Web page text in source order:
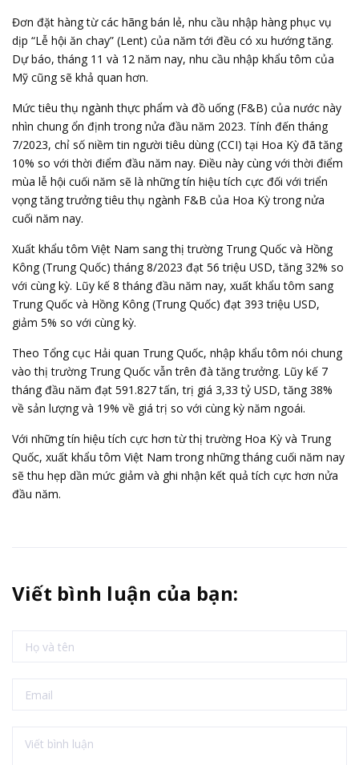
Đơn đặt hàng từ các hãng bán lẻ, nhu cầu nhập hàng phục vụ
dịp “Lễ hội ăn chay” (Lent) của năm tới đều có xu hướng tăng.
Dự báo, tháng 11 và 12 năm nay, nhu cầu nhập khẩu tôm của
Mỹ cũng sẽ khả quan hơn.
Mức tiêu thụ ngành thực phẩm và đồ uống (F&B) của nước này
nhìn chung ổn định trong nửa đầu năm 2023. Tính đến tháng
7/2023, chỉ số niềm tin người tiêu dùng (CCI) tại Hoa Kỳ đã tăng
10% so với thời điểm đầu năm nay. Điều này cùng với thời điểm
mùa lễ hội cuối năm sẽ là những tín hiệu tích cực đối với triển
vọng tăng trưởng tiêu thụ ngành F&B của Hoa Kỳ trong nửa
cuối năm nay.
Xuất khẩu tôm Việt Nam sang thị trường Trung Quốc và Hồng
Kông (Trung Quốc) tháng 8/2023 đạt 56 triệu USD, tăng 32% so
với cùng kỳ. Lũy kế 8 tháng đầu năm nay, xuất khẩu tôm sang
Trung Quốc và Hồng Kông (Trung Quốc) đạt 393 triệu USD,
giảm 5% so với cùng kỳ.
Theo Tổng cục Hải quan Trung Quốc, nhập khẩu tôm nói chung
vào thị trường Trung Quốc vẫn trên đà tăng trưởng. Lũy kế 7
tháng đầu năm đạt 591.827 tấn, trị giá 3,33 tỷ USD, tăng 38%
về sản lượng và 19% về giá trị so với cùng kỳ năm ngoái.
Với những tín hiệu tích cực hơn từ thị trường Hoa Kỳ và Trung
Quốc, xuất khẩu tôm Việt Nam trong những tháng cuối năm nay
sẽ thu hẹp dần mức giảm và ghi nhận kết quả tích cực hơn nửa
đầu năm.
Viết bình luận của bạn: